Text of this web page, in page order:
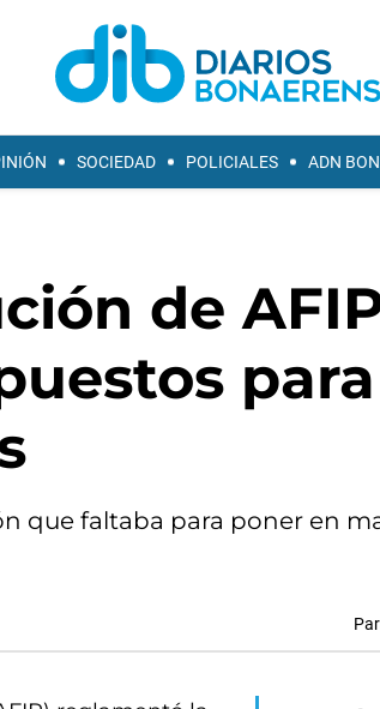
SOCIEDAD POLICIALES ADN
de
que faltaba para poner en